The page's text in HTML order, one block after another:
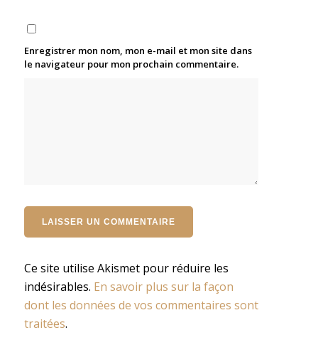
Enregistrer mon nom, mon e-mail et mon site dans
le navigateur pour mon prochain commentaire.
Ce site utilise Akismet pour réduire les
indésirables. En savoir plus sur la façon
dont les données de vos commentaires sont
traitées.